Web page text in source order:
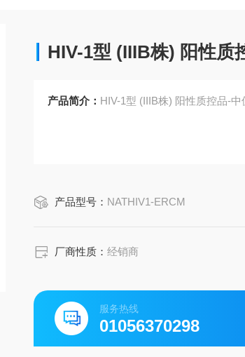
HIV-1型 (IIIB株) 阳性质
产品简介： HIV-1型 (IIIB株) 阳性质控品-中
产品型号： NATHIV1-ERCM
厂商性质：经销商
服务热线
01056370298